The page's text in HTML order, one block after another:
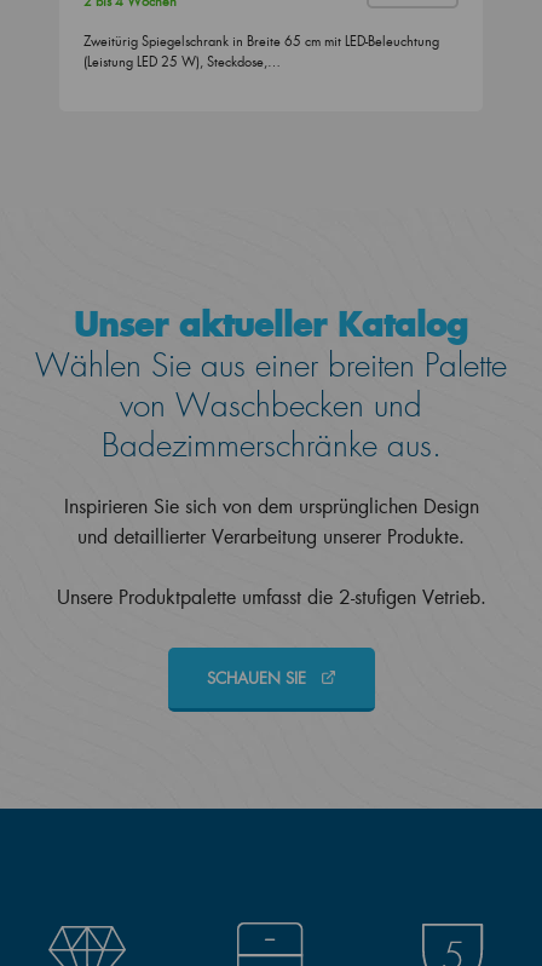
Zweitürig Spiegelschrank in Breite 65 cm mit LED-Beleuchtung
(Leistung LED 25 W), Steckdose,…
Unser aktueller Katalog
Wählen Sie aus einer breiten Palette
von Waschbecken und
Badezimmerschränke aus.
Inspirieren Sie sich von dem ursprünglichen Design
und detaillierter Verarbeitung unserer Produkte.
Unsere Produktpalette umfasst die 2-stufigen Vetrieb.
SCHAUEN SIE